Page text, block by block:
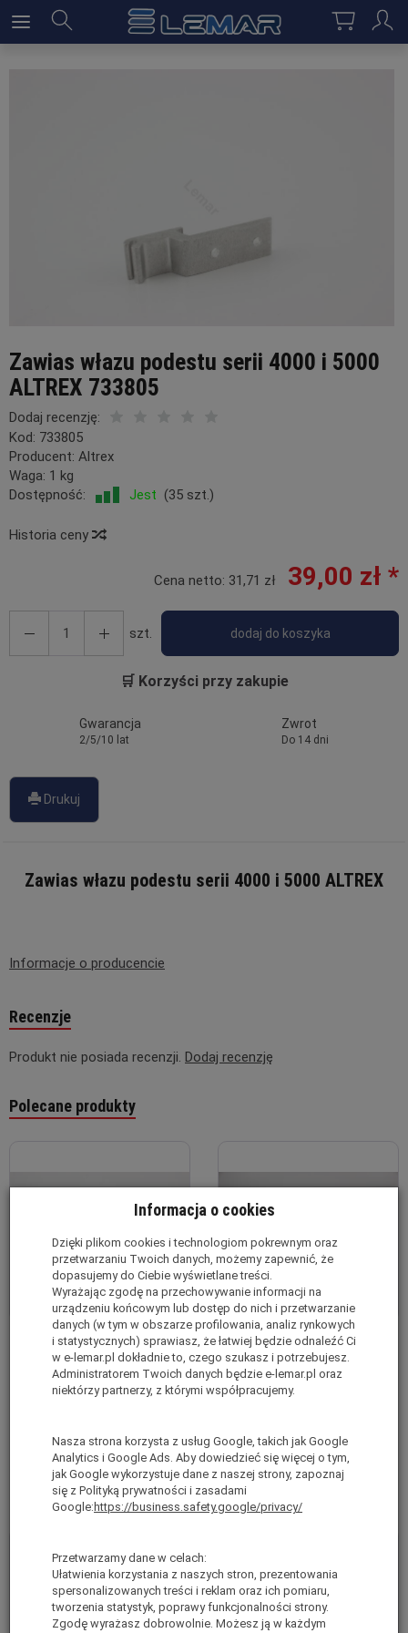
Zawias włazu podestu serii 4000 i 5000
ALTREX 733805
Dodaj recenzję:
Kod: 733805
Producent: Altrex
Waga: 1 kg
Dostępność:
Jest (35 szt.)
Historia ceny
Cena netto: 31,71 zł 39,00 zł *
szt. dodaj do koszyka
🛒 Korzyści przy zakupie
Gwarancja
2/5/10 lat
Zwrot
Do 14 dni
Drukuj
Zawias włazu podestu serii 4000 i 5000 ALTREX
Informacje o producencie
Recenzje
Produkt nie posiada recenzji. Dodaj recenzję
Polecane produkty
Zapięcie podpory stabilizatora
teleskopowego serii 5000
ALTREX 733602
Jest
(netto:88,62 zł)
Do koszyka
Zamek podestu z klapą serii 4000
i 5000 ALTREX 733832
Jest
Do koszyka
Informacja o cookies
Dzięki plikom cookies i technologiom pokrewnym oraz
przetwarzaniu Twoich danych, możemy zapewnić, że
dopasujemy do Ciebie wyświetlane treści.
Wyrażając zgodę na przechowywanie informacji na
urządzeniu końcowym lub dostęp do nich i przetwarzanie
danych (w tym w obszarze profilowania, analiz rynkowych
i statystycznych) sprawiasz, że łatwiej będzie odnaleźć Ci
w e-lemar.pl dokładnie to, czego szukasz i potrzebujesz.
Administratorem Twoich danych będzie e-lemar.pl oraz
niektórzy partnerzy, z którymi współpracujemy.
Nasza strona korzysta z usług Google, takich jak Google
Analytics i Google Ads. Aby dowiedzieć się więcej o tym,
jak Google wykorzystuje dane z naszej strony, zapoznaj
się z Polityką prywatności i zasadami
Google: https://business.safety.google/privacy/
Przetwarzamy dane w celach:
Ułatwienia korzystania z naszych stron, prezentowania
spersonalizowanych treści i reklam oraz ich pomiaru,
tworzenia statystyk, poprawy funkcjonalności strony.
Zgodę wyrażasz dobrowolnie. Możesz ją w każdym